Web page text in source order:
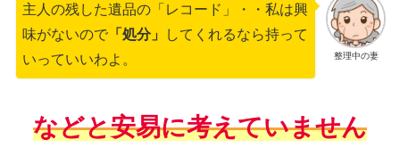
整理中の妻
主人の残した遺品の「レコード」・・私は興
味がないので 「処分」
してくれるなら持って
いっていいわよ。
などと安易に考えていません